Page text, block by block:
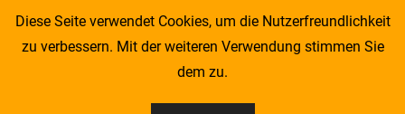
Zum
Diese Seite verwendet Cookies, um die Nutzerfreundlichkeit
zu verbessern. Mit der weiteren Verwendung stimmen Sie
dem zu.